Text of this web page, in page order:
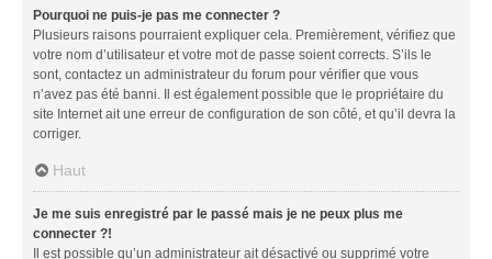
Pourquoi ne puis-je pas me connecter ?
Plusieurs raisons pourraient expliquer cela. Premièrement, vérifiez que
votre nom d’utilisateur et votre mot de passe soient corrects. S’ils le
sont, contactez un administrateur du forum pour vérifier que vous
n’avez pas été banni. Il est également possible que le propriétaire du
site Internet ait une erreur de configuration de son côté, et qu’il devra la
corriger.
Haut
Je me suis enregistré par le passé mais je ne peux plus me
connecter ?!
Il est possible qu’un administrateur ait désactivé ou supprimé votre